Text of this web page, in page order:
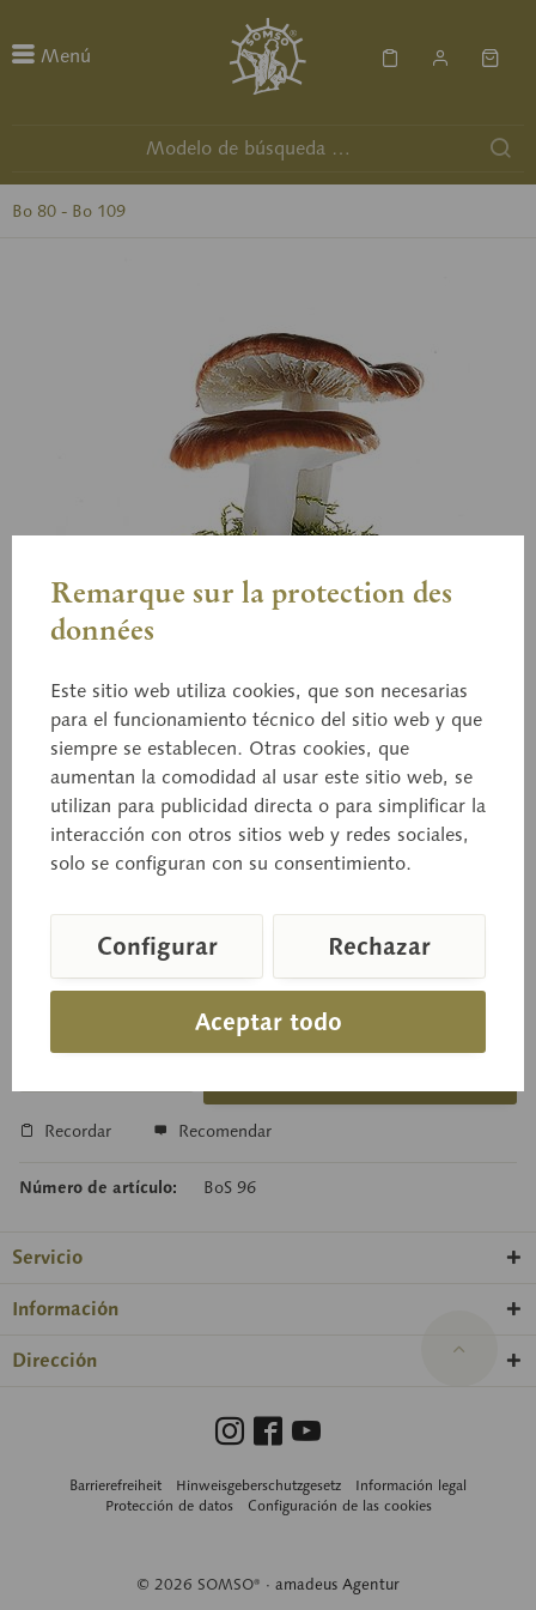
Menú
Bo 80 - Bo 109
BoS 96
Rúsula vomitiva
Russula emetica FR. Tóxica.
Precio a consultar
Tiempo de entrega a petición
Recordar Recomendar
Número de artículo: BoS 96
Servicio
Información
Dirección
© 2026 SOMSO® · amadeus Agentur
Barrierefreiheit Hinweisgeberschutzgesetz
Información legal
Protección de datos
Configuración de las cookies
Remarque sur la protection des
données
Este sitio web utiliza cookies, que son necesarias
para el funcionamiento técnico del sitio web y que
siempre se establecen. Otras cookies, que
aumentan la comodidad al usar este sitio web, se
utilizan para publicidad directa o para simplificar la
interacción con otros sitios web y redes sociales,
solo se configuran con su consentimiento.
Aceptar todo
Configurar Rechazar